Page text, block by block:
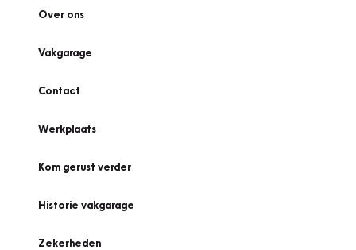
Over ons
Vakgarage
Contact
Werkplaats
Kom gerust verder
Historie vakgarage
Zekerheden